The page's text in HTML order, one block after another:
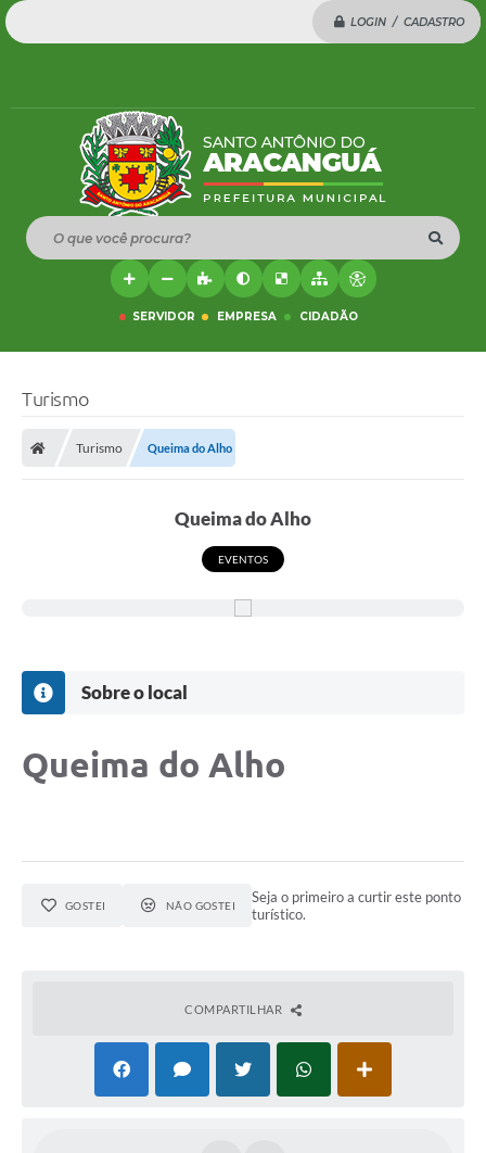
LOGIN / CADASTRO
O que você procura?
SERVIDOR EMPRESA CIDADÃO
Turismo
Turismo Queima do Alho
Queima do Alho
EVENTOS
Sobre o local
Queima do Alho
GOSTEI NÃO GOSTEI
Seja o primeiro a curtir este ponto
turístico.
COMPARTILHAR